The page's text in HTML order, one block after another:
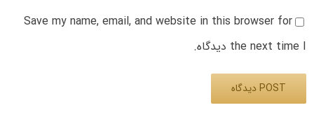
Save my name, email, and website in this browser for
the next time I دیدگاه.